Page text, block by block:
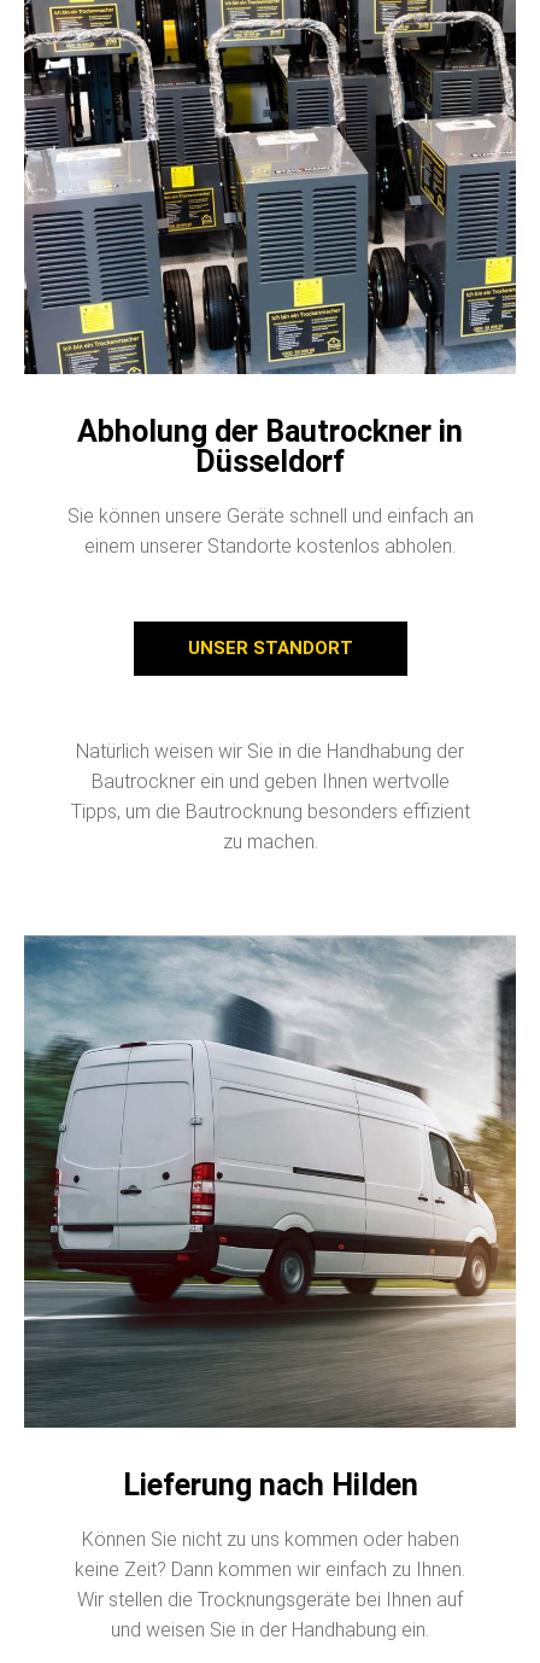
Abholung der Bautrockner in
Düsseldorf
Sie können unsere Geräte schnell und einfach an
einem unserer Standorte kostenlos abholen.
UNSER STANDORT
Natürlich weisen wir Sie in die Handhabung der
Bautrockner ein und geben Ihnen wertvolle
Tipps, um die Bautrocknung besonders effizient
zu machen.
Lieferung nach Hilden
Können Sie nicht zu uns kommen oder haben
keine Zeit? Dann kommen wir einfach zu Ihnen.
Wir stellen die Trocknungsgeräte bei Ihnen auf
und weisen Sie in der Handhabung ein.